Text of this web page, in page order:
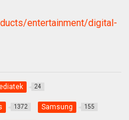
entertainment/digital-
24
1372 Samsung 155